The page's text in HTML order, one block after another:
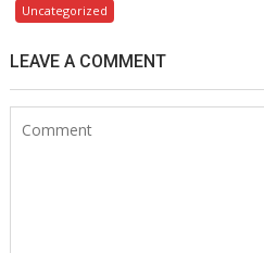
Uncategorized
LEAVE A COMMENT